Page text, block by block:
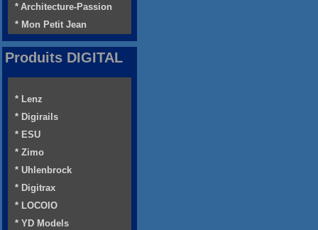
* Architecture-Passion
* Mon Petit Jean
Produits DIGITAL
* Lenz
* Digirails
* ESU
* Zimo
* Uhlenbrock
* Digitrax
* LOCOIO
* YD Models